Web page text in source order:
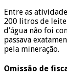
Entre as
200 litros de leite
d’água não foi
passava
pela mineração.
Omissão de